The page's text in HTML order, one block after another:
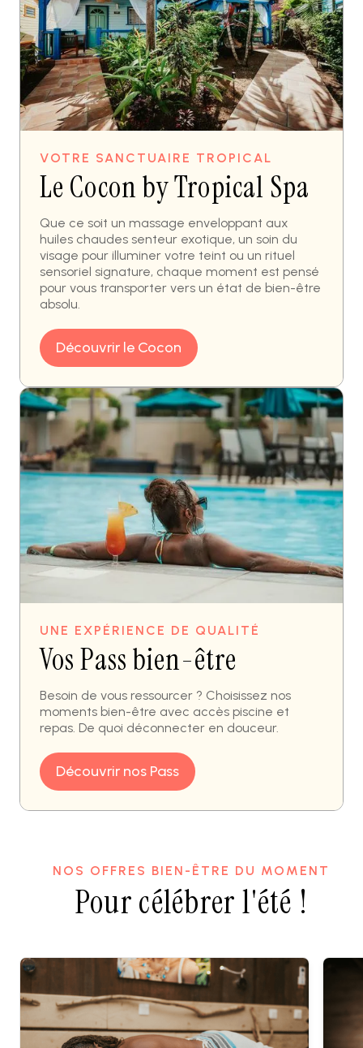
VOTRE SANCTUAIRE TROPICAL
Le Cocon by Tropical Spa
Que ce soit un massage enveloppant aux
huiles chaudes senteur exotique, un soin du
visage pour illuminer votre teint ou un rituel
sensoriel signature, chaque moment est pensé
pour vous transporter vers un état de bien-être
absolu.
Découvrir le Cocon
UNE EXPÉRIENCE DE QUALITÉ
Vos Pass bien-être
Besoin de vous ressourcer ? Choisissez nos
moments bien-être avec accès piscine et
repas. De quoi déconnecter en douceur.
Découvrir nos Pass
NOS OFFRES BIEN-ÊTRE DU MOMENT
Pour célébrer l'été !